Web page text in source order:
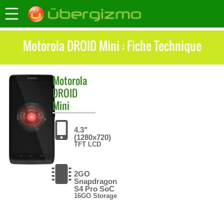
Motorola DROID Mini : Fiche Technique
Motorola
DROID
Mini
4.3"
(1280x720)
TFT LCD
2GO
Snapdragon
S4 Pro SoC
16GO Storage